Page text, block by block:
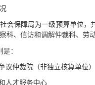
会保障局为一级预算单位
科、信访和调解仲裁科、劳
：
议仲裁院（非独立核算单位）
人才服务中心